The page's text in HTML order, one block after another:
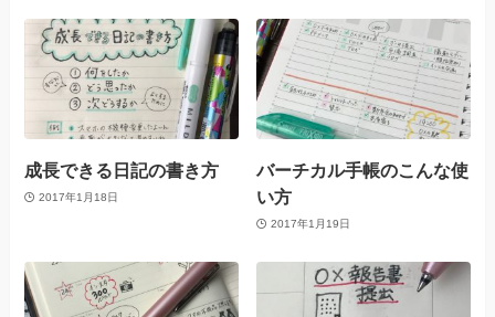
成長できる日記の書き方
2017年1月18日
バーチカル手帳のこんな使
い方
2017年1月19日